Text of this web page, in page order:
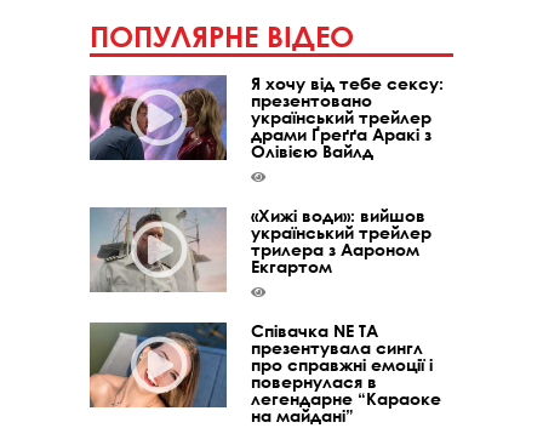
ПОПУЛЯРНЕ ВІДЕО
Я хочу від тебе сексу:
презентовано
український трейлер
драми Ґреґґа Аракі з
Олівією Вайлд
«Хижі води»: вийшов
український трейлер
трилера з Аароном
Екгартом
Співачка NE TA
презентувала сингл
про справжні емоції і
повернулася в
легендарне “Караоке
на майдані”